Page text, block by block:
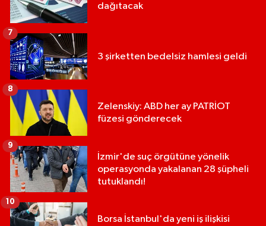
dağıtacak
3 şirketten bedelsiz hamlesi geldi
7
Zelenskiy: ABD her ay PATRİOT
füzesi gönderecek
8
İzmir'de suç örgütüne yönelik
operasyonda yakalanan 28 şüpheli
tutuklandı!
9
Borsa İstanbul'da yeni iş ilişkisi
10